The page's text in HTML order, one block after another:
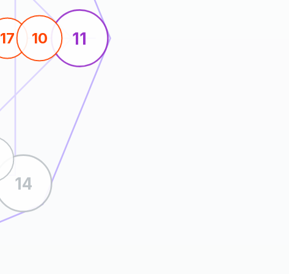
11
14
17 10